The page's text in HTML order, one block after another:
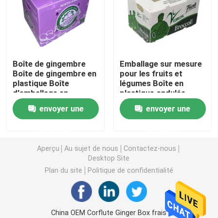
Conseil de Coroplast
Feuilles en plastique ondulées réutilisées
Feuille de Corflute
Couverture en plastique ondulée
Boîtes ondulées de conditionnement en plastique
Pp ont ridé la boîte
Boîte de gingembre
Boîte de gingembre en
plastique Boîte
d'emballage en
plastique de
gingembre frais
envoyer une
Emballage sur mesure
pour les fruits et
légumes Boîte en
plastique ondulée
Boîtes d'emballage en
PP pour stockage
ondulé
envoyer une
Aperçu Au sujet de nous
Contactez-nous
Desktop Site
Plan du site
Politique de confidentialité
China OEM Corflute Ginger Box frais